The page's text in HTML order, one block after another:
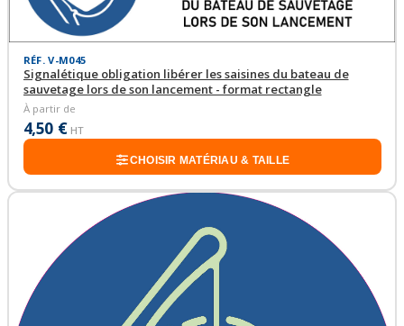
RÉF. V-M045
Signalétique obligation libérer les saisines du bateau de
sauvetage lors de son lancement - format rectangle
À partir de
4,50 € HT
CHOISIR MATÉRIAU & TAILLE